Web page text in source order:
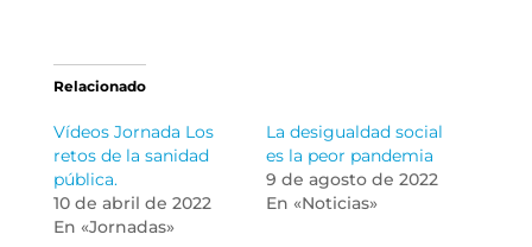
Relacionado
Vídeos Jornada Los
retos de la sanidad
pública.
10 de abril de 2022
En «Jornadas»
La desigualdad social
es la peor pandemia
9 de agosto de 2022
En «Noticias»